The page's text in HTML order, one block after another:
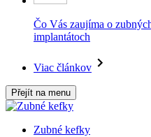
Čo Vás zaujíma o
implantátoch
Viac článkov
Přejít na menu
Zubné kefky